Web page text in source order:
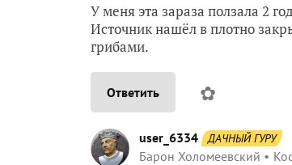
У меня эта зараза ползала 2
Источник нашёл в плотно
грибами.
Ответить ✿
user_6334 ДАЧНЫЙ ГУРУ
Барон Холомеевский